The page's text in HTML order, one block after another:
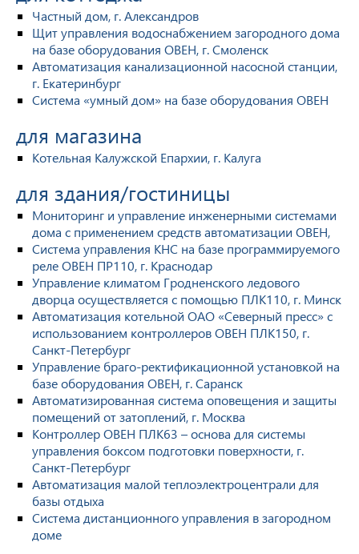
Частный дом, г. Александров
Щит управления водоснабжением загородного дома
на базе оборудования ОВЕН, г. Смоленск
Автоматизация канализационной насосной станции,
г. Екатеринбург
Система «умный дом» на базе оборудования ОВЕН
для магазина
Котельная Калужской Епархии, г. Калуга
для здания/гостиницы
Мониторинг и управление инженерными системами
дома с применением средств автоматизации ОВЕН,
Система управления КНС на базе программируемого
реле ОВЕН ПР110, г. Краснодар
Управление климатом Гродненского ледового
дворца осуществляется с помощью ПЛК110, г. Минск
Автоматизация котельной ОАО «Северный пресс» с
использованием контроллеров ОВЕН ПЛК150, г.
Санкт-Петербург
Управление браго-ректификационной установкой на
базе оборудования ОВЕН, г. Саранск
Автоматизированная система оповещения и защиты
помещений от затоплений, г. Москва
Контроллер ОВЕН ПЛК63 – основа для системы
управления боксом подготовки поверхности, г.
Санкт-Петербург
Автоматизация малой теплоэлектроцентрали для
базы отдыха
Система дистанционного управления в загородном
доме